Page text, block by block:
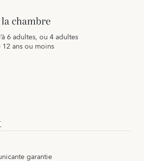
chambre
6 adultes, ou 4 adultes
ans ou moins
garantie